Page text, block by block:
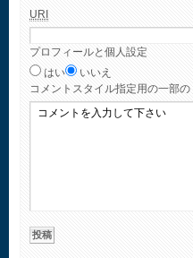
URI
プロフィールと個人設定
はい
いいえ
コメント スタイル指定用の一部の